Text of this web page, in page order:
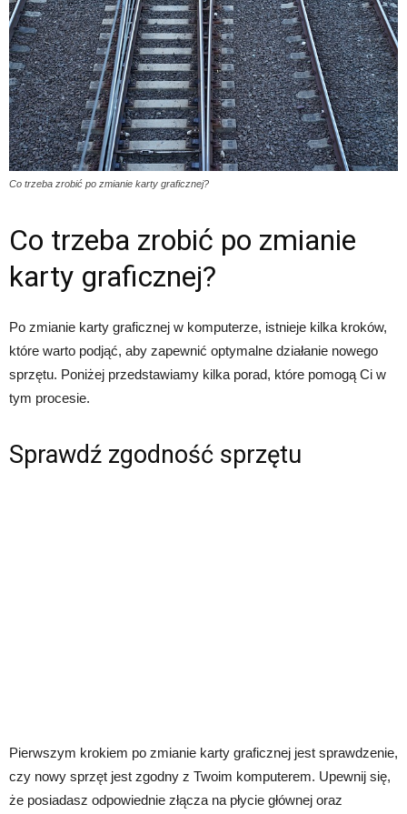
Co trzeba zrobić po zmianie karty graficznej?
Co trzeba zrobić po zmianie
karty graficznej?
Po zmianie karty graficznej w komputerze, istnieje kilka kroków,
które warto podjąć, aby zapewnić optymalne działanie nowego
sprzętu. Poniżej przedstawiamy kilka porad, które pomogą Ci w
tym procesie.
Sprawdź zgodność sprzętu
Pierwszym krokiem po zmianie karty graficznej jest sprawdzenie,
czy nowy sprzęt jest zgodny z Twoim komputerem. Upewnij się,
że posiadasz odpowiednie złącza na płycie głównej oraz